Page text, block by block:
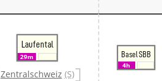
Laufental
29m
Zentralschweiz (S)
Basel SBB
4h